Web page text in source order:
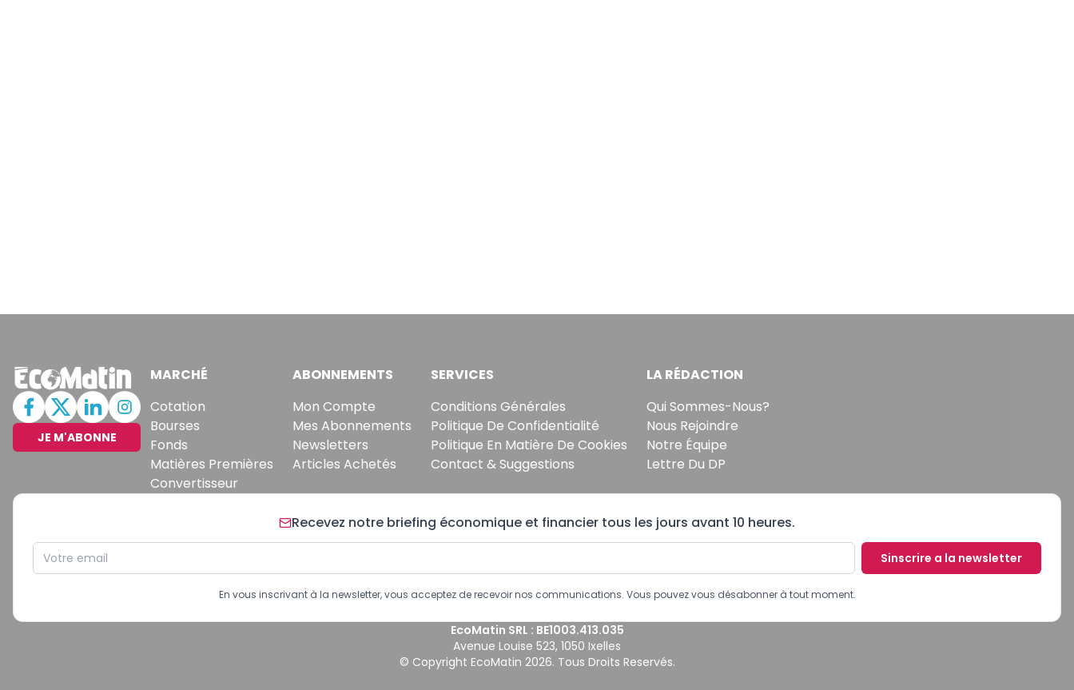
JE M'ABONNE
MARCHÉ
Cotation
Bourses
Fonds
Matières Premières
Convertisseur
ABONNEMENTS
Mon Compte
Mes Abonnements
Newsletters
Articles Achetés
SERVICES
Conditions Générales
Politique De Confidentialité
Politique En Matière De Cookies
Contact & Suggestions
LA RÉDACTION
Qui Sommes-Nous?
Nous Rejoindre
Notre Équipe
Lettre Du DP
Recevez notre briefing économique et financier tous les jours avant 10 heures.
Sinscrire a la newsletter
En vous inscrivant à la newsletter, vous acceptez de recevoir nos communications. Vous pouvez vous désabonner à tout moment.
EcoMatin SRL : BE1003.413.035
Avenue Louise 523, 1050 Ixelles
© Copyright EcoMatin 2026. Tous Droits Reservés.